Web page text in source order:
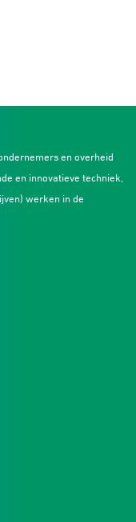
en overheid
en innovatieve techniek,
werken in de